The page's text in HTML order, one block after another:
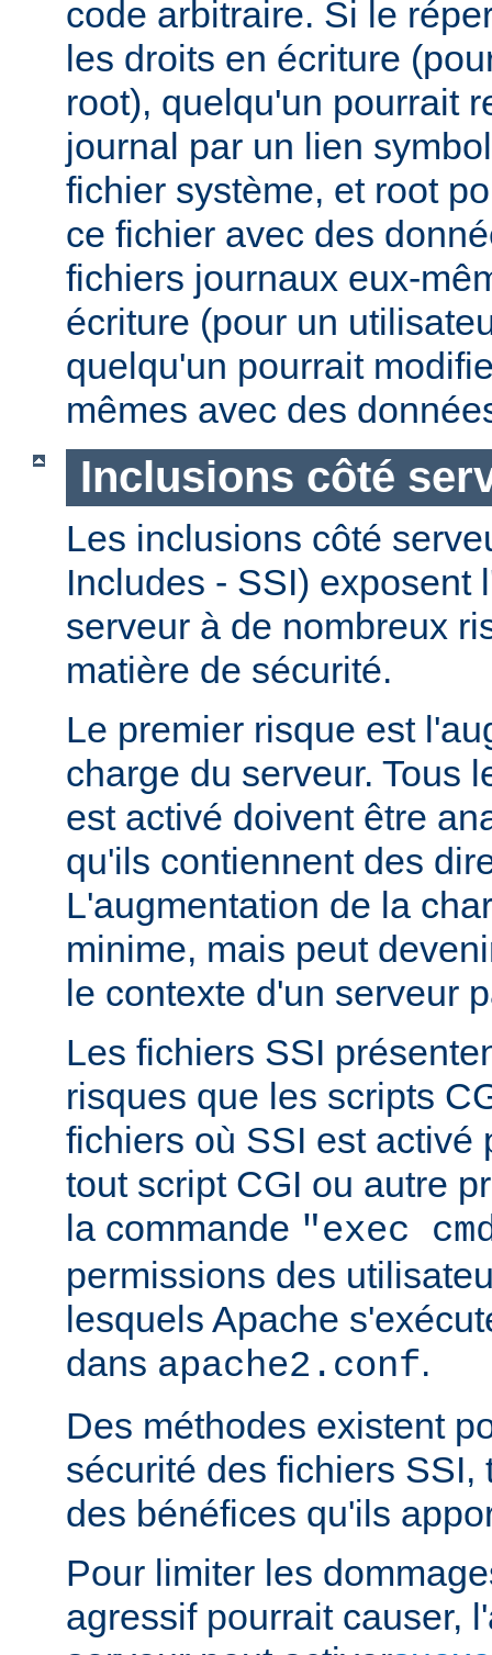
code arbitraire. Si le
les droits en écriture
root), quelqu'un pourrait
journal par un lien
fichier système, et root
ce fichier avec des
fichiers journaux eux-
écriture (pour un
quelqu'un pourrait
mêmes avec des
Inclusions côté
Les inclusions côté
Includes - SSI) exposent
serveur à de nombreux
matière de sécurité.
Le premier risque est
charge du serveur. Tous
est activé doivent être
qu'ils contiennent des
L'augmentation de la
minime, mais peut
le contexte d'un serveur
Les fichiers SSI
risques que les scripts
fichiers où SSI est activé
tout script CGI ou autre
la commande "exec
permissions des
lesquels Apache
dans apache2.conf.
Des méthodes existent
sécurité des fichiers SSI,
des bénéfices qu'ils
Pour limiter les
agressif pourrait causer,